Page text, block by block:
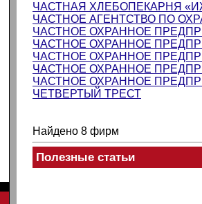
ЧАСТНАЯ ХЛЕБОПЕКАРНЯ
ЧАСТНОЕ АГЕНТСТВО ПО
ЧАСТНОЕ ОХРАННОЕ
ЧАСТНОЕ ОХРАННОЕ
ЧАСТНОЕ ОХРАННОЕ
ЧАСТНОЕ ОХРАННОЕ
ЧАСТНОЕ ОХРАННОЕ
ЧЕТВЕРТЫЙ ТРЕСТ
Найдено 8 фирм
Полезные статьи